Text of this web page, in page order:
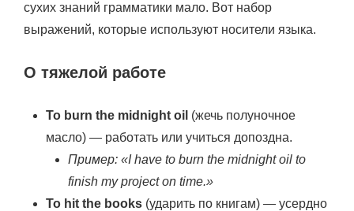
сухих знаний грамматики мало. Вот набор
выражений, которые используют носители языка.
О тяжелой работе
To burn the midnight oil (жечь полуночное
масло) — работать или учиться допоздна.
Пример: «I have to burn the midnight oil to
finish my project on time.»
To hit the books (ударить по книгам) — усердно